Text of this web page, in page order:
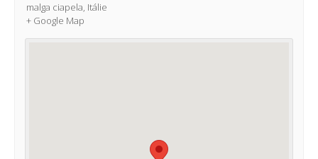
malga ciapela, Itálie
+ Google Map